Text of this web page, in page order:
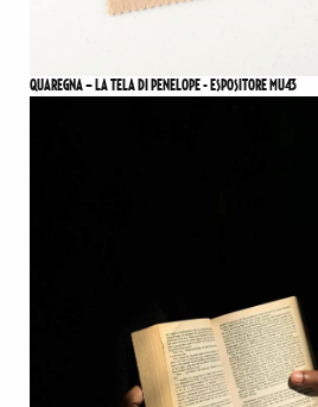
QUAREGNA – LA TELA DI PENELOPE - ESPOSITORE MU43